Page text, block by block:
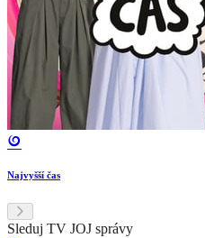
Najvyšší čas
Sleduj TV JOJ správy